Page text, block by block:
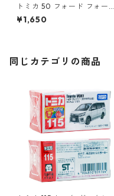
トミカ 50 フォード フォーカ
ス RS (初回特別カラー) #104
67496
¥1,650
同じカテゴリの商品